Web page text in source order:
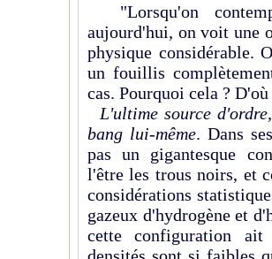
"Lorsqu'on
aujourd'hui, on voit une
physique considérable.
un fouillis
cas. Pourquoi cela ?
L'ultime source
bang lui-même. Dans
pas un gigantesque
l'être les trous noirs, et
considérations
gazeux d'hydrogène et
cette configuration
densités sont si faibles